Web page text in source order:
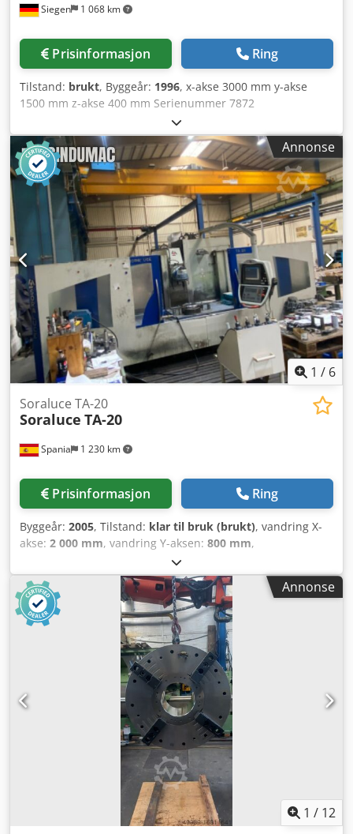
akse (ø400 x 40 mm x 40 kg) Kjøling Tankvolum liter: 340 L
75.294 Driftstid: 33.525 Grunnmaskin: dimensjoner/vekt
Vekt kg: 8.000
Siegen 1 068 km
Prisinformasjon Ring
Tilstand: brukt, Byggeår: 1996, x-akse 3000 mm y-akse
1500 mm z-akse 400 mm Serienummer 7872
Spontransportsystem MAYFRAN 40.6GS-HR/SP20 Styring
SIEMENS SINUMERIK 820 Bordflate 3000 x 1500 mm
Bordbelastning 1000 kg / m2 Verktøyskifter 52 stk.
Maskinvekt ca. 15 000 kg UNISIGN - Uniport 4 -
Bearbeitingssenter - Vertikal Styring: SIEMENS SINUMERIK
820 40 820 driftstimer Inkluderer spontransportør fra
produsent MAYFRAN, type 40.6GS-HR/SP20 Dodpfx Asud
Ixlsd Sjkr Totalvekt: 15 000 kg
Annonse
1 / 6
Spania 1 230 km
Soraluce TA-20
Soraluce TA-20
Prisinformasjon Ring
Byggeår: 2005, Tilstand: klar til bruk (brukt), vandring X-
akse: 2 000 mm, vandring Y-aksen: 800 mm,
800 mm
HEIDENHAIN, kontrollermodell:TNC-530, totalvekt:11 000
kg, spindelmotoreffekt:22 000 W, spindelhastighet (maks.):
3 000 o/min
, bordbelastning:4 000 kg, antall aksler:
Denne 3-aksede Soraluce TA-20 sengfresemaskinen ble
produsert i 2005. Den har en imponerende bordstørrelse
på 2.000 x 800 mm med en maksimal bordbelastning på
4.000 kg. Maskinen tilbyr en imponerende X-akse
vandringslengde på 2.000 mm og
hurtigmatingshastigheter på 25.000 mm/min. Dersom du
er på jakt etter høykvalitets fresemaskiner, bør du vurdere
Soraluce TA-20-maskinen vi har til salgs. Ta kontakt med
oss for mer informasjon. Dsdpfsyvq Rrsx Ad Sekr •
Borddimensjoner: 2.000 x 800 mm • Freshode: Manuelt
universalfresehode • Hurtigmatning (X/Y/Z): 25.000
mm/min • Elektronisk håndratt: HEIDENHAIN HR 410
Tekniske spesifikasjoner Konus ISO 50
Annonse
1 / 12